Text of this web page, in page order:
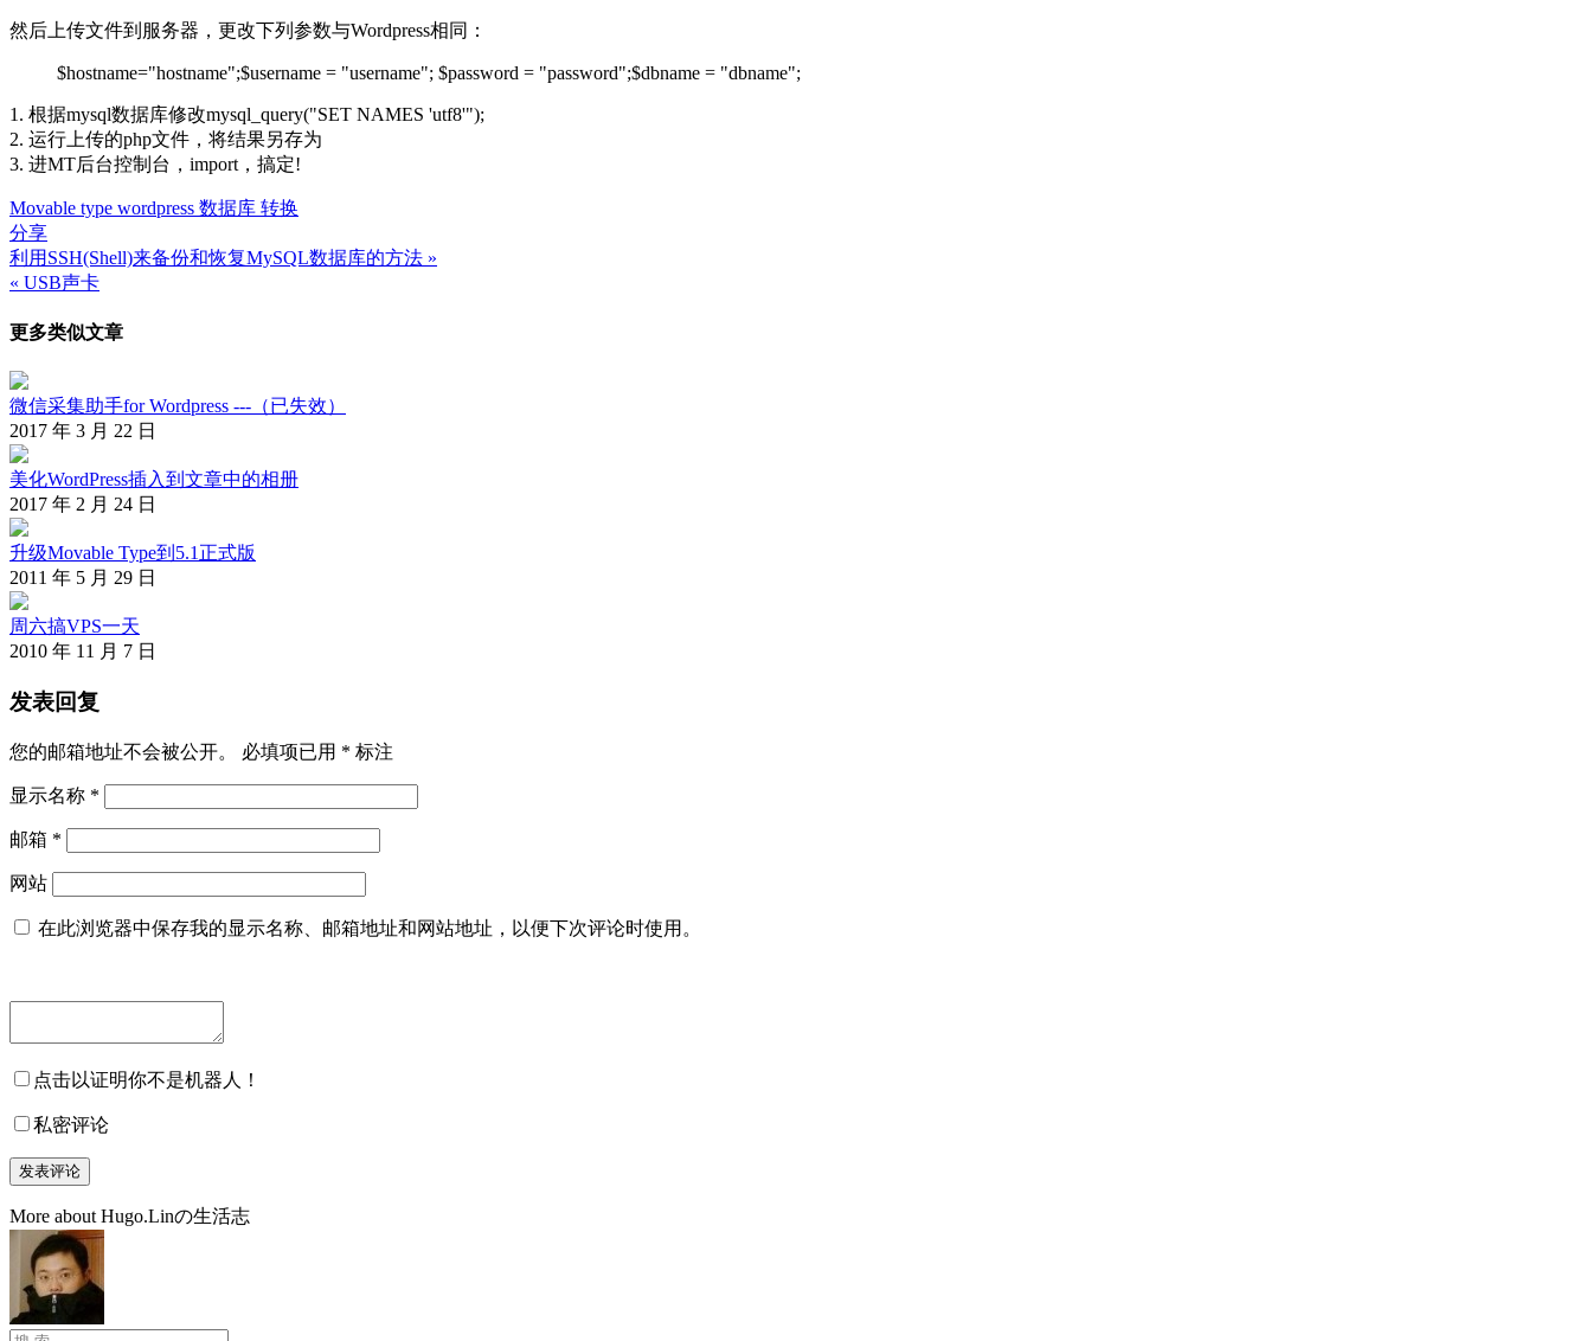
然后上传文件到服务器，更改下列参数与Wordpress相同：
$hostname="hostname";$username = "username"; $password = "password";$dbname = "dbname";
1. 根据mysql数据库修改mysql_query("SET NAMES 'utf8'");
2. 运行上传的php文件，将结果另存为
3. 进MT后台控制台，import，搞定!
Movable type wordpress 数据库 转换
分享
文
章
导
航
利用SSH(Shell)来备份和恢复MySQL数据库的方法 »
« USB声卡
更多类似文章
微信采集助手for Wordpress ---（已失效）
2017 年 3 月 22 日
美化WordPress插入到文章中的相册
2017 年 2 月 24 日
升级Movable Type到5.1正式版
2011 年 5 月 29 日
周六搞VPS一天
2010 年 11 月 7 日
发表回复
您的邮箱地址不会被公开。 必填项已用 * 标注
显示名称 *
邮箱 *
网站
在此浏览器中保存我的显示名称、邮箱地址和网站地址，以便下次评论时使用。
点击以证明你不是机器人！
私密评论
More about Hugo.Linの生活志